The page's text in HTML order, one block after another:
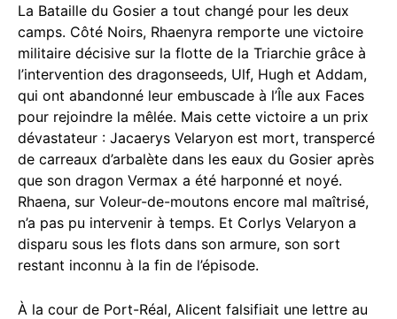
La Bataille du Gosier a tout changé pour les deux
camps. Côté Noirs, Rhaenyra remporte une victoire
militaire décisive sur la flotte de la Triarchie grâce à
l’intervention des dragonseeds, Ulf, Hugh et Addam,
qui ont abandonné leur embuscade à l’Île aux Faces
pour rejoindre la mêlée. Mais cette victoire a un prix
dévastateur : Jacaerys Velaryon est mort, transpercé
de carreaux d’arbalète dans les eaux du Gosier après
que son dragon Vermax a été harponné et noyé.
Rhaena, sur Voleur-de-moutons encore mal maîtrisé,
n’a pas pu intervenir à temps. Et Corlys Velaryon a
disparu sous les flots dans son armure, son sort
restant inconnu à la fin de l’épisode.
À la cour de Port-Réal, Alicent falsifiait une lettre au